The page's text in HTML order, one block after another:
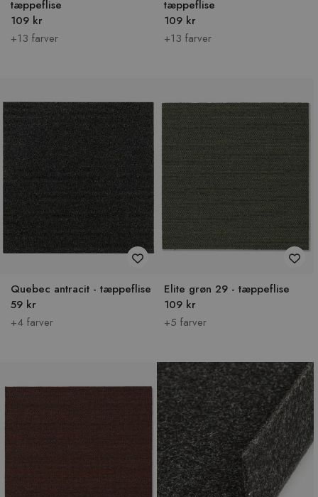
tæppeflise
109 kr
+13 farver
tæppeflise
109 kr
+13 farver
Quebec antracit - tæppeflise
59 kr
+4 farver
Elite grøn 29 - tæppeflise
109 kr
+5 farver